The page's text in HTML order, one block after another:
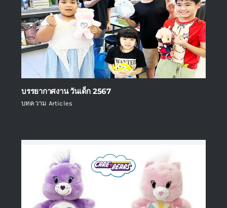
บรรยากาศงาน วันเด็ก 2567
บทความ Articles